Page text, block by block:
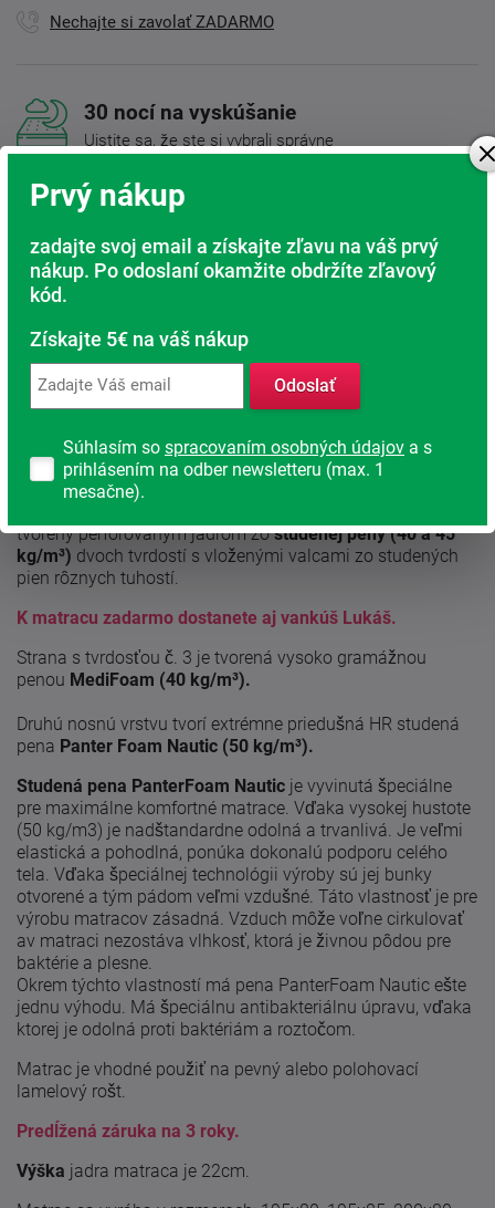
Nechajte si zavolať ZADARMO
30 nocí na vyskúšanie
Uistite sa, že ste si vybrali správne
Doprava ZADARMO
Pri nákupe nad 200 Eur
Radi poradíme s výberom
Rodinná firma
S tradíciou od roku 1991
Popis produktu
tvorený perforovaným jadrom zostudenej peny (40 a 45
kg/m³) dvoch tvrdostí s vloženými valcami zo studených
pien rôznych tuhostí.
K matracu zadarmo dostanete aj vankúš Lukáš.
Strana s tvrdosťou č. 3 je tvorená vysoko gramážnou
penou MediFoam (40 kg/m³).
Druhú nosnú vrstvu tvorí extrémne priedušná HR studená
pena Panter Foam Nautic (50 kg/m³).
Studená pena PanterFoam Nautic je vyvinutá špeciálne
pre maximálne komfortné matrace. Vďaka vysokej hustote
(50 kg/m3) je nadštandardne odolná a trvanlivá. Je veľmi
elastická a pohodlná, ponúka dokonalú podporu celého
tela. Vďaka špeciálnej technológii výroby sú jej bunky
otvorené a tým pádom veľmi vzdušné. Táto vlastnosť je pre
výrobu matracov zásadná. Vzduch môže voľne cirkulovať
av matraci nezostáva vlhkosť, ktorá je živnou pôdou pre
baktérie a plesne.
Okrem týchto vlastností má pena PanterFoam Nautic ešte
jednu výhodu. Má špeciálnu antibakteriálnu úpravu, vďaka
ktorej je odolná proti baktériám a roztočom.
Matrac je vhodné použiť na pevný alebo polohovací
lamelový rošt.
Predĺžená záruka na 3 roky.
Výška jadra matraca je 22cm.
Prvý nákup
zadajte svoj email a získajte zľavu na váš prvý
nákup. Po odoslaní okamžite obdržíte zľavový
kód.
Získajte 5€ na váš nákup
Odoslať
Súhlasím so spracovaním osobných údajov a s
prihlásením na odber newsletteru (max. 1
mesačne).